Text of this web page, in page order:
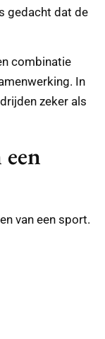
gedacht dat de
combinatie
In
zeker als
van een sport.